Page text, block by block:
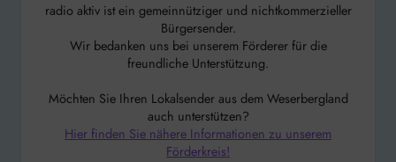
radio aktiv ist ein gemeinnütziger und nichtkommerzieller
Bürgersender.
Wir bedanken uns bei unserem Förderer für die
freundliche Unterstützung.
Möchten Sie Ihren Lokalsender aus dem Weserbergland
auch unterstützen?
Hier finden Sie nähere Informationen zu unserem
Förderkreis!